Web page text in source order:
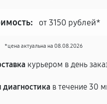
от 3150 рублей*
*цена актуальна на 08.08.2026
курьером в день
диагностика в течение 30